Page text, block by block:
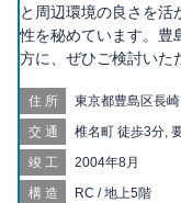
と周辺環境の良さを活
性を秘めています。豊
方に、ぜひご検討いた
住所 東京都豊島区長
交通
椎名町 徒歩3分,
歩19分
竣工 2004年8月
構造 RC / 地上5階